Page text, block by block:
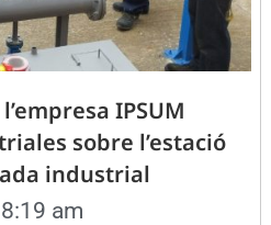
IPSUM
sobre l’estació
industrial
8:19 am